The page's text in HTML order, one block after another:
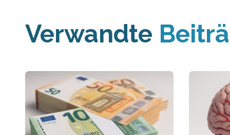
Verwandte